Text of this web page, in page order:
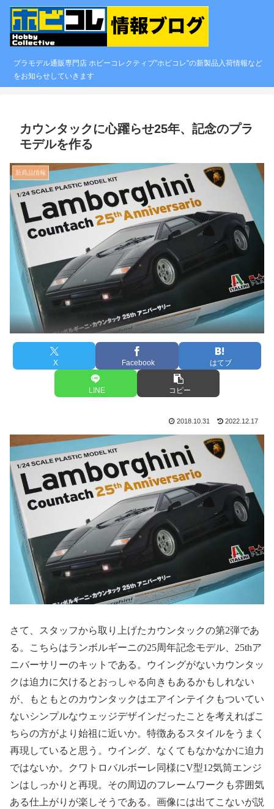
プラモデル通販専門店 ホビーコレクティブ"ホビコレ"の新製品入荷情報など
をお知らせしていきます
カウンタックに心躍らせ25年、記念のプラ
モデルを作る
新商品情報
X Facebook はてブ
LINE コピー
2018.10.31 2022.12.17
さて、スタッフから取り上げたカウンタックの第2弾であ
る。こちらはランボルギーニの25周年記念モデル、 25thア
ニバーサリーのキットである。ウイングがないカウンタッ
クは迫力に欠けるとおっしゃる向きもあるかもしれない
が、もともとのカウンタックはエアインテイクもついてい
ないシンプルなウェッジデザインだったことを考えればこ
ちらの方がより始祖に近いか。特徴あるスタイルをうまく
再現していると思う。ウイング、なくてもなかなかに迫力
ではないか。クワトロバルボーレ同様にV型12気筒エンジ
ンはしっかりと再現。その周辺のフレームワークも雰囲気
ある仕上がりが楽しそうである。画像には出てこないが説